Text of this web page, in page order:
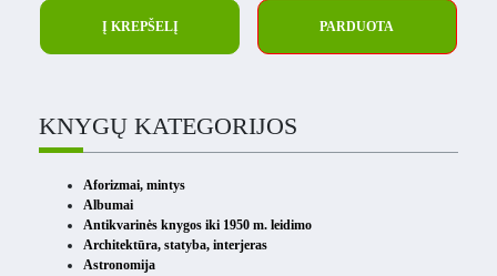
Į KREPŠELĮ PARDUOTA
KNYGŲ KATEGORIJOS
Aforizmai, mintys
Albumai
Antikvarinės knygos iki 1950 m. leidimo
Architektūra, statyba, interjeras
Astronomija